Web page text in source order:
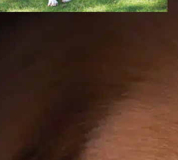
Positives Hundetraining
Wenn Sie schon einmal nachts spazieren